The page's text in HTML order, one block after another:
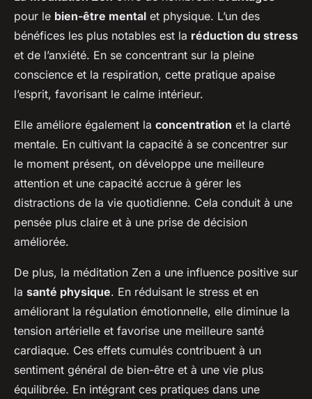
pour le bien-être mental et physique. L’un des
bénéfices les plus notables est la réduction du stress
et de l’anxiété. En se concentrant sur la pleine
conscience et la respiration, cette pratique apaise
l’esprit, favorisant le calme intérieur.
Elle améliore également la concentration et la clarté
mentale. En cultivant la capacité à se concentrer sur
le moment présent, on développe une meilleure
attention et une capacité accrue à gérer les
distractions de la vie quotidienne. Cela conduit à une
pensée plus claire et à une prise de décision
améliorée.
De plus, la méditation Zen a une influence positive sur
la santé physique. En réduisant le stress et en
améliorant la régulation émotionnelle, elle diminue la
tension artérielle et favorise une meilleure santé
cardiaque. Ces effets cumulés contribuent à un
sentiment général de bien-être et à une vie plus
équilibrée. En intégrant ces pratiques dans une